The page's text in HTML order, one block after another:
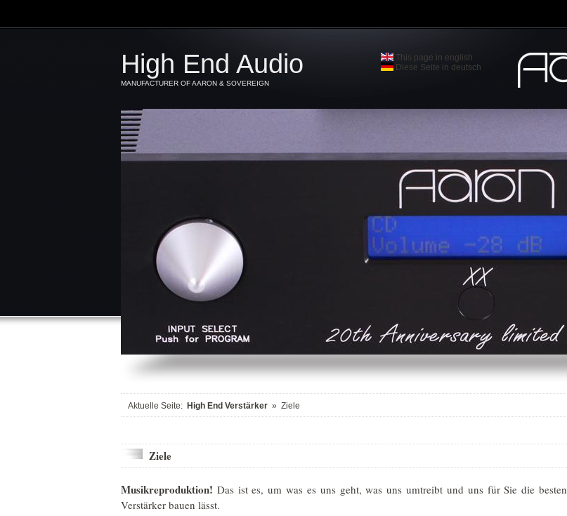
High End Audio
MANUFACTURER OF AARON & SOVEREIGN
This page in english
Diese Seite in deutsch
Aktuelle Seite: High End Verstärker » Ziele
Ziele
Musikreproduktion! Das ist es, um was es uns geht, was uns umtreibt und uns für Sie die besten
Verstärker bauen lässt.